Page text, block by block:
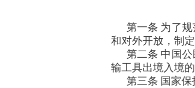
第一条 为了
和对外开放，制定
第二条 中国
输工具出境入境
第三条 国家保